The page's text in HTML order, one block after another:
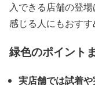
入できる店舗の登
感じる人にもおすす
緑色のポイント
実店舗では試着や